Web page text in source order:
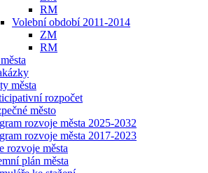
RM
Volební období 2011-2014
ZM
RM
města
rozpočet
město
rozvoje města 2025-2032
rozvoje města 2017-2023
rozvoje města
plán města